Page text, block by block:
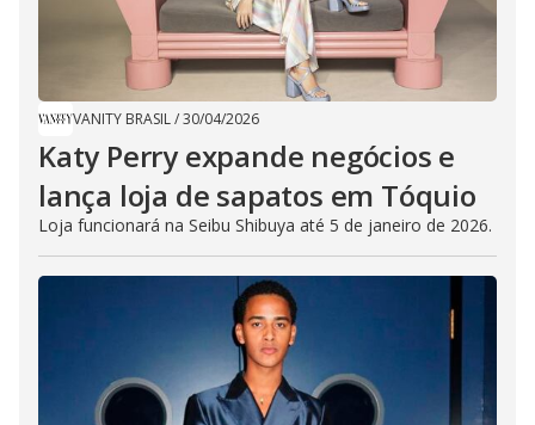
VANITY BRASIL/30/04/2026
Katy Perry expande negócios e
lança loja de sapatos em Tóquio
Loja funcionará na Seibu Shibuya até 5 de janeiro de 2026.